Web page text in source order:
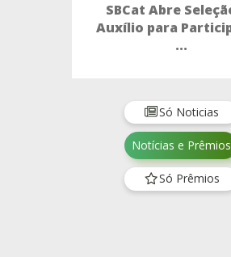
SBCat Abre
Auxílio para
...
Só Noticias
Notícias e Prêmios
Só Prêmios